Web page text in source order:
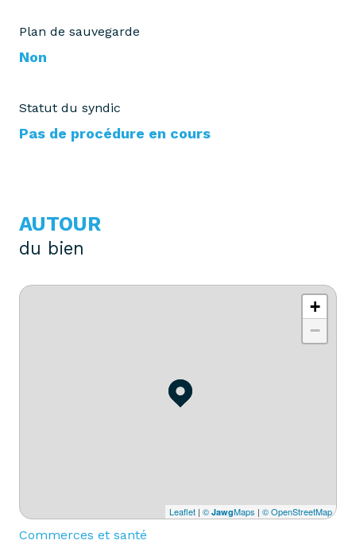
Plan de sauvegarde
Non
Statut du syndic
Pas de procédure en cours
AUTOUR
du bien
+
−
Leaflet | © JawgMaps | © OpenStreetMap
Commerces et santé